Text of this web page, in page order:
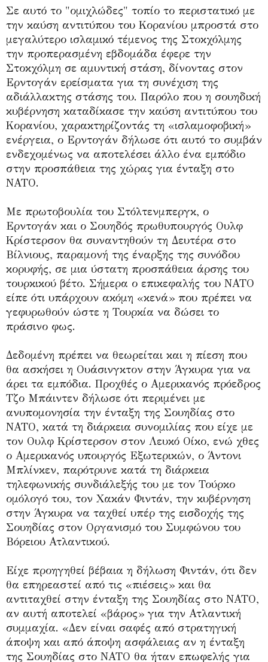
Σε αυτό το "ομιχλώδες" τοπίο το περιστατικό με
την καύση αντιτύπου του Κορανίου μπροστά στο
μεγαλύτερο ισλαμικό τέμενος της Στοκχόλμης
την προπερασμένη εβδομάδα έφερε την
Στοκχόλμη σε αμυντική στάση, δίνοντας στον
Ερντογάν ερείσματα για τη συνέχιση της
αδιάλλακτης στάσης του. Παρόλο που η σουηδική
κυβέρνηση καταδίκασε την καύση αντιτύπου του
Κορανίου, χαρακτηρίζοντάς τη «ισλαμοφοβική»
ενέργεια, ο Ερντογάν δήλωσε ότι αυτό το συμβάν
ενδεχομένως να αποτελέσει άλλο ένα εμπόδιο
στην προσπάθεια της χώρας για ένταξη στο
ΝΑΤΟ.
Με πρωτοβουλία του Στόλτενμπεργκ, ο
Ερντογάν και ο Σουηδός πρωθυπουργός Ουλφ
Κρίστερσον θα συναντηθούν τη Δευτέρα στο
Βίλνιους, παραμονή της έναρξης της συνόδου
κορυφής, σε μια ύστατη προσπάθεια άρσης του
τουρκικού βέτο. Σήμερα ο επικεφαλής του ΝΑΤΟ
είπε ότι υπάρχουν ακόμη «κενά» που πρέπει να
γεφυρωθούν ώστε η Τουρκία να δώσει το
πράσινο φως.
Δεδομένη πρέπει να θεωρείται και η πίεση που
θα ασκήσει η Ουάσινγκτον στην Άγκυρα για να
άρει τα εμπόδια. Προχθές ο Αμερικανός πρόεδρος
Τζο Μπάιντεν δήλωσε ότι περιμένει με
ανυπομονησία την ένταξη της Σουηδίας στο
ΝΑΤΟ, κατά τη διάρκεια συνομιλίας που είχε με
τον Ουλφ Κρίστερσον στον Λευκό Οίκο, ενώ χθες
ο Αμερικανός υπουργός Εξωτερικών, ο Άντονι
Μπλίνκεν, παρότρυνε κατά τη διάρκεια
τηλεφωνικής συνδιάλεξής του με τον Τούρκο
ομόλογό του, τον Χακάν Φιντάν, την κυβέρνηση
στην Άγκυρα να ταχθεί υπέρ της εισδοχής της
Σουηδίας στον Οργανισμό του Συμφώνου του
Βόρειου Ατλαντικού.
Είχε προηγηθεί βέβαια η δήλωση Φιντάν, ότι δεν
θα επηρεαστεί από τις «πιέσεις» και θα
αντιταχθεί στην ένταξη της Σουηδίας στο ΝΑΤΟ,
αν αυτή αποτελεί «βάρος» για την Ατλαντική
συμμαχία. «Δεν είναι σαφές από στρατηγική
άποψη και από άποψη ασφάλειας αν η ένταξη
της Σουηδίας στο ΝΑΤΟ θα ήταν επωφελής για